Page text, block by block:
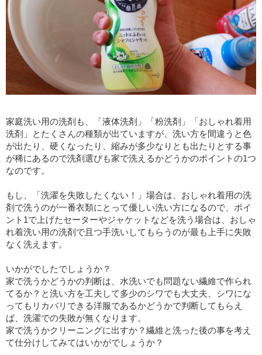
家庭洗い用の洗剤も、「液体洗剤」「粉洗剤」「おしゃれ着用
洗剤」とたくさんの種類が出ていますが、洗い方を間違うと色
が出たり、硬くなったり、縮みが多少なりとも出たりとする事
が稀にあるので洗剤選びも家で洗えるかどうかのポイントの1つ
なのです。
もし、「洗濯を失敗したくない！」場合は、おしゃれ着用の洗
剤で洗うのが一番衣類にとって優しい洗い方になるので、ポイ
ント1で上げたセーターやジャケットなどを洗う場合は、おしゃ
れ着洗い用の洗剤で且つ手洗いしてもらうのが最も上手に失敗
なく洗えます。
いかがでしたでしょうか？
家で洗うかどうかの判断は、水洗いでも問題ない繊維で作られ
てるか？と洗い方を工夫して多少のシワでも大丈夫、シワにな
ってもリカバリできる洋服であるかどうかで判断してもらえ
ば、洗濯での失敗が無くなります。
家で洗うかクリーニングに出すか？繊維と洗った後の事を考え
て仕分けしてみてはいかがでしょうか？